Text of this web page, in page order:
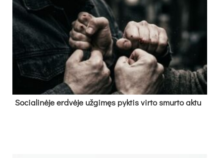
So­cia­li­nė­je erd­vė­je už­gi­męs pyk­tis vir­to smur­to ak­tu